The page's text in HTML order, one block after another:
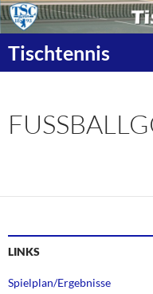
Zum
Inhalt
springen
Tischtennis
Suchen
LINKS
Spielplan/Ergebnisse